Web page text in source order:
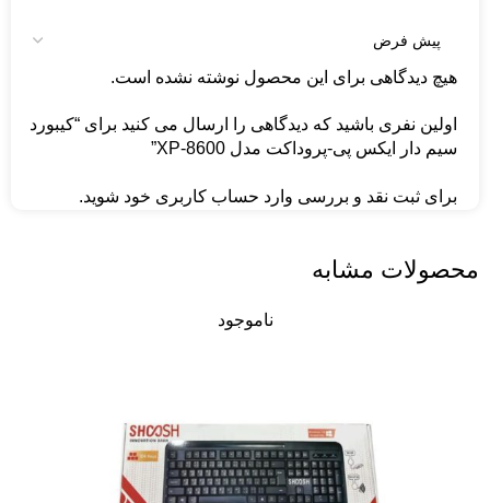
هیچ دیدگاهی برای این محصول نوشته نشده است.
اولین نفری باشید که دیدگاهی را ارسال می کنید برای “کیبورد
سیم دار ایکس پی-پروداکت مدل XP-8600”
برای ثبت نقد و بررسی وارد حساب کاربری خود شوید.
محصولات مشابه
ناموجود